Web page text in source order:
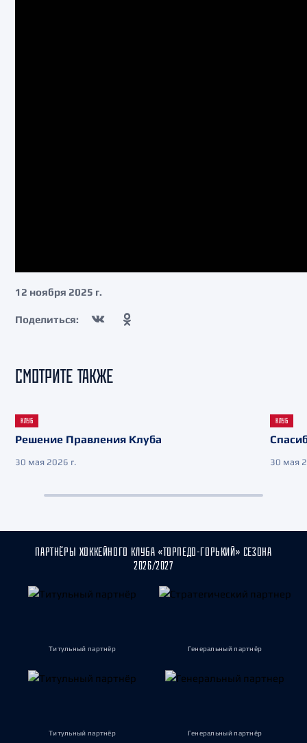
12 ноября 2025 г.
Поделиться:
СМОТРИТЕ ТАКЖЕ
КЛУБ
Решение Правления Клуба
30 мая 2026 г.
КЛУБ
30 мая
ПАРТНЁРЫ ХОККЕЙНОГО КЛУБА «ТОРПЕДО-ГОРЬКИЙ» СЕЗОНА
2026/2027
Титульный партнёр Генеральный партнёр
Титульный партнёр Генеральный партнёр